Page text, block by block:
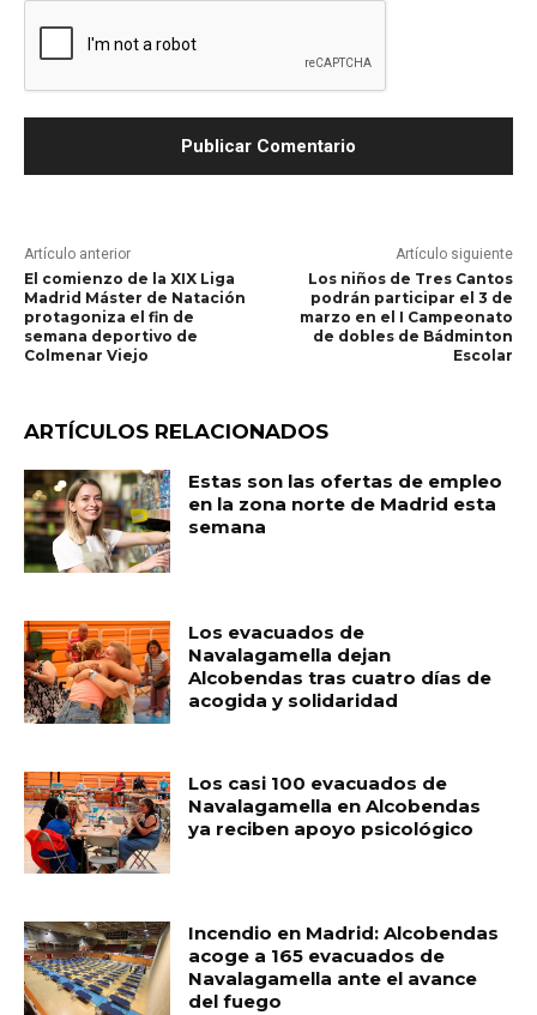
Artículo anterior
El comienzo de la XIX Liga
Madrid Máster de Natación
protagoniza el fin de
semana deportivo de
Colmenar Viejo
Artículo siguiente
Los niños de Tres Cantos
podrán participar el 3 de
marzo en el I Campeonato
de dobles de Bádminton
Escolar
ARTÍCULOS RELACIONADOS
Estas son las ofertas de empleo
en la zona norte de Madrid esta
semana
Los evacuados de
Navalagamella dejan
Alcobendas tras cuatro días de
acogida y solidaridad
Los casi 100 evacuados de
Navalagamella en Alcobendas
ya reciben apoyo psicológico
Incendio en Madrid: Alcobendas
acoge a 165 evacuados de
Navalagamella ante el avance
del fuego